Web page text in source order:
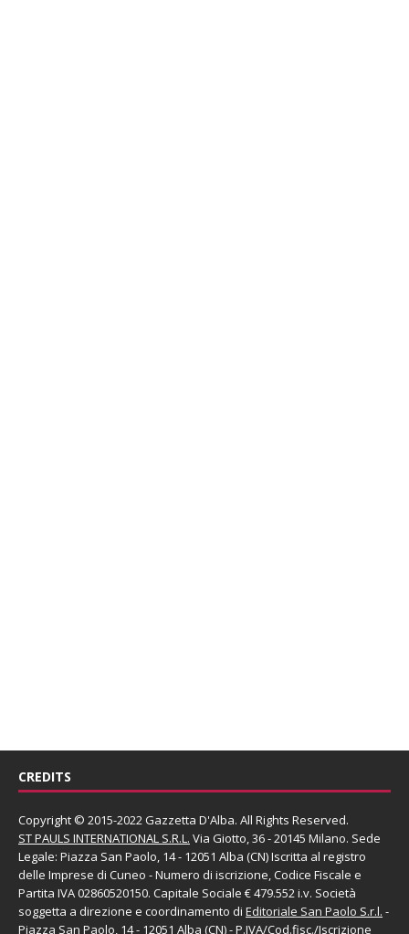
CREDITS
Copyright © 2015-2022 Gazzetta D'Alba. All Rights Reserved.
ST PAULS INTERNATIONAL S.R.L. Via Giotto, 36 - 20145 Milano. Sede
Legale: Piazza San Paolo, 14 - 12051 Alba (CN) Iscritta al registro
delle Imprese di Cuneo - Numero di iscrizione, Codice Fiscale e
Partita IVA 02860520150. Capitale Sociale € 479.552 i.v. Società
soggetta a direzione e coordinamento di Editoriale San Paolo S.r.l. -
Piazza San Paolo, 14 - 12051 Alba (CN) - P.IVA/Cod.fisc./Iscrizione